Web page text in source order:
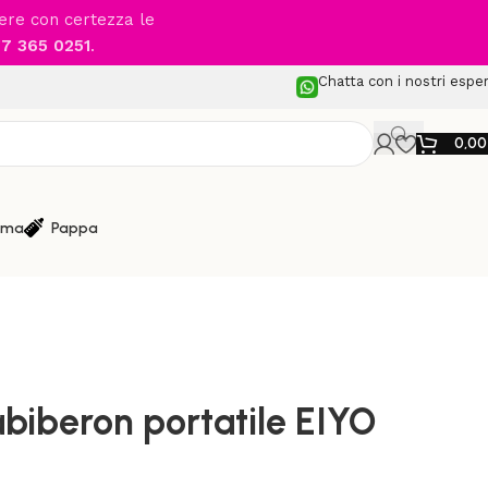
con certezza le
365 0251.
Chatta con i nostri
Pappa
Sterilizzazione
portatile EIYO